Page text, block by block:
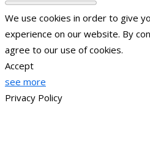
We use cookies in order to give
experience on our website. By
agree to our use of cookies.
Accept
see more
Privacy Policy